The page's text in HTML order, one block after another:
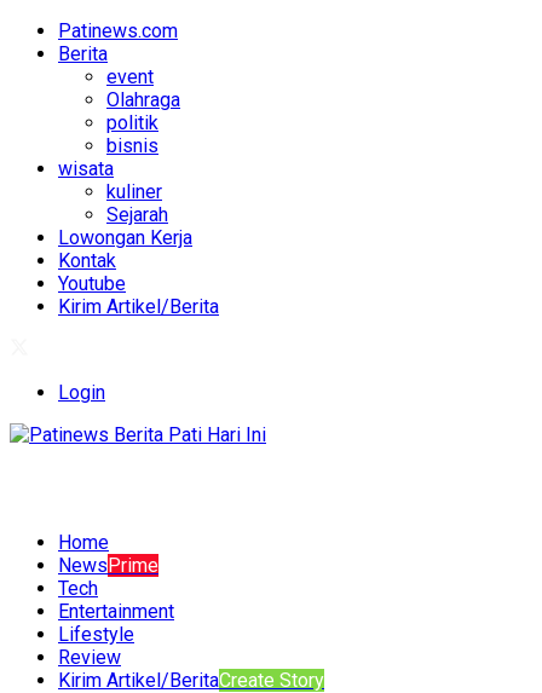
Patinews.com
Berita
event
Olahraga
politik
bisnis
wisata
kuliner
Sejarah
Lowongan Kerja
Kontak
Youtube
Kirim Artikel/Berita
Login
Home
NewsPrime
Tech
Entertainment
Lifestyle
Review
Kirim Artikel/BeritaCreate Story